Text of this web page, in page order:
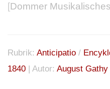
[Dommer
Rubrik: Anticipatio /
1840 | Autor: August Gathy